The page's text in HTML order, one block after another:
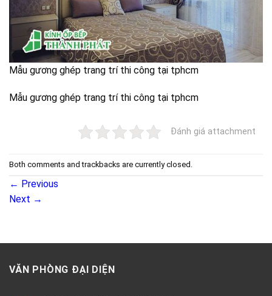
Mẫu gương ghép trang trí thi công tại tphcm
Mẫu gương ghép trang trí thi công tại tphcm
Đánh giá attachment
Both comments and trackbacks are currently closed.
← Previous
Next →
VĂN PHÒNG ĐẠI DIỆN